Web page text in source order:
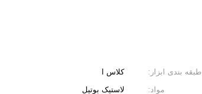
طبقه بندی ابزار:
کلاس I
مواد:
لاستیک بوتیل